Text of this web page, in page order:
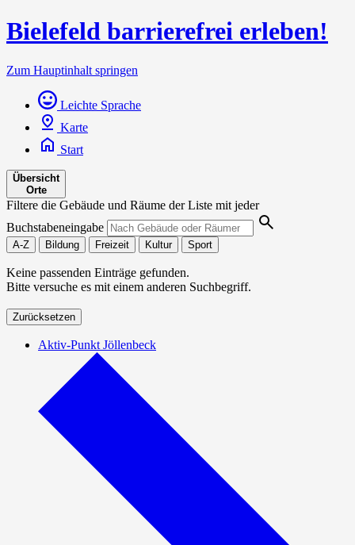
Bielefeld barrierefrei erleben!
Zum Hauptinhalt springen
Leichte Sprache
Karte
Start
Übersicht
Orte
Filtere die Gebäude und Räume der Liste mit jeder
Buchstabeneingabe
A-Z Bildung Freizeit Kultur Sport
Keine passenden Einträge gefunden.
Bitte versuche es mit einem anderen Suchbegriff.
Zurücksetzen
Aktiv-Punkt Jöllenbeck